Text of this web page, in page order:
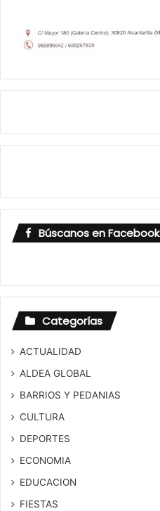
Búscanos en Facebook
Categorías
ACTUALIDAD
ALDEA GLOBAL
BARRIOS Y PEDANIAS
CULTURA
DEPORTES
ECONOMIA
EDUCACION
FIESTAS